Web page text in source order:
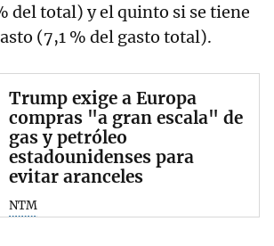
del total) y el quinto si se tiene
(7,1 % del gasto total).
Trump exige a Europa
compras "a gran escala" de
gas y petróleo
estadounidenses para
evitar aranceles
NTM